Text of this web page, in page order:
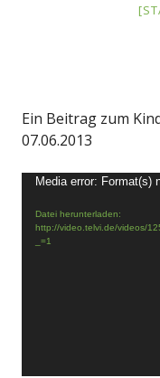
Ein Beitrag zum
07.06.2013
Video-
Media error: Format(s)
Datei herunterladen:
http://video.telvi.de/videos/
_=1